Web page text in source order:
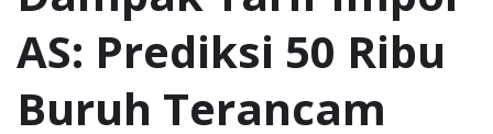
AS: Prediksi 50 Ribu
Buruh Terancam